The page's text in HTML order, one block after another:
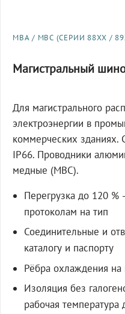
МВА / МВС (СЕРИИ 88XX /
Магистральный
Для магистрального
электроэнергии в
коммерческих зданиях.
IP66. Проводники
медные (МВС).
Перегрузка до 120 %
протоколам на тип
Соединительные и
каталогу и паспорту
Рёбра охлаждения на
Изоляция без
рабочая температура